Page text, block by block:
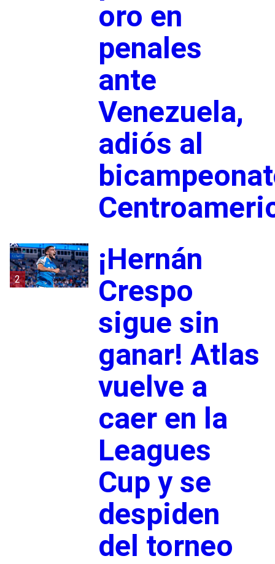
oro en
penales
ante
Venezuela,
adiós al
2
¡Hernán
Crespo
sigue sin
ganar! Atlas
vuelve a
caer en la
Leagues
Cup y se
despiden
del torneo